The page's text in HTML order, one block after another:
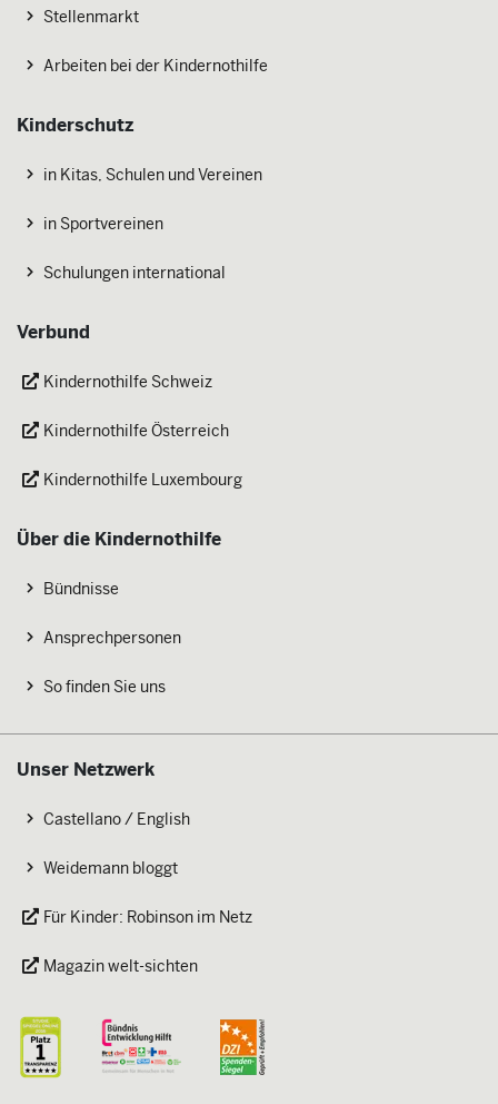
Stellenmarkt
Arbeiten bei der Kindernothilfe
Kinderschutz
in Kitas, Schulen und Vereinen
in Sportvereinen
Schulungen international
Verbund
Kindernothilfe Schweiz
Kindernothilfe Österreich
Kindernothilfe Luxembourg
Über die Kindernothilfe
Bündnisse
Ansprechpersonen
So finden Sie uns
Unser Netzwerk
Castellano / English
Weidemann bloggt
Für Kinder: Robinson im Netz
Magazin welt-sichten